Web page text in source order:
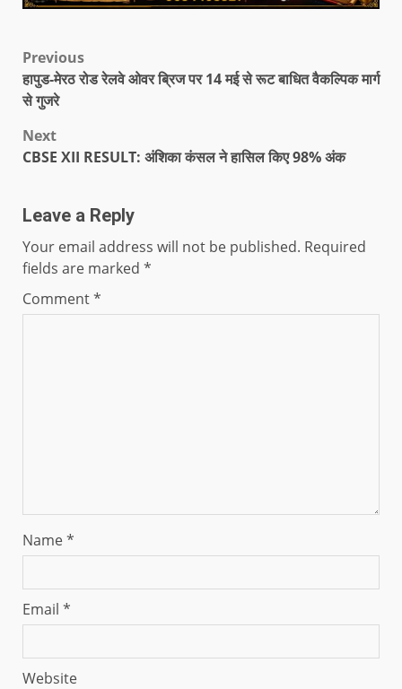
Previous
हापुड-मेरठ रोड रेलवे ओवर ब्रिज पर 14 मई से रूट बाधित वैकल्पिक मार्ग
से गुजरे
Next
CBSE XII RESULT: अंशिका कंसल ने हासिल किए 98% अंक
Leave a Reply
Your email address will not be published. Required
fields are marked *
Comment*
Name*
Email *
Website